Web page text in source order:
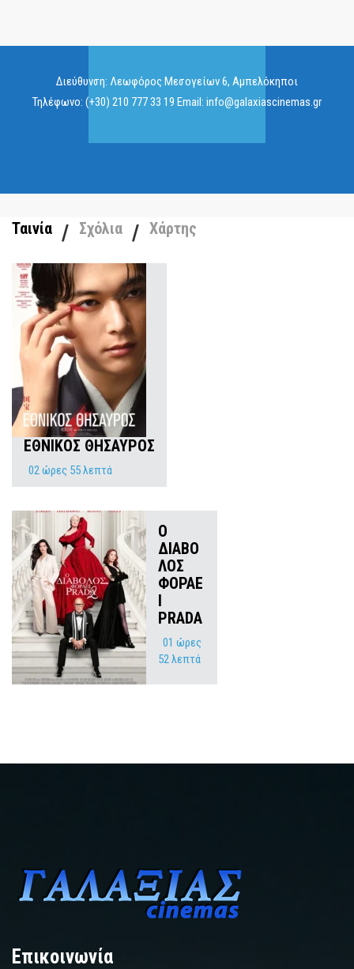
Διεύθυνση: Λεωφόρος Μεσογείων 6, Αμπελόκηποι
Τηλέφωνο: (+30) 210 777 33 19 Email: info@galaxiascinemas.gr
Ταινία Σχόλια Χάρτης
ΕΘΝΙΚΟΣ ΘΗΣΑΥΡΟΣ
02 ώρες 55 λεπτά
Ο
ΔΙΑΒΟ
ΛΟΣ
ΦΟΡΑΕ
Ι
PRADA
01 ώρες
52 λεπτά
Επικοινωνία